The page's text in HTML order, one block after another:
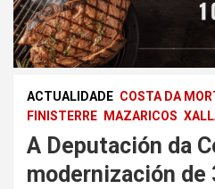
ACTUALIDADE COSTA DA
FINISTERRE
MAZARICOS
A Deputación da
modernización de